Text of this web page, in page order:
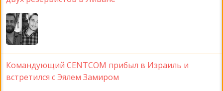
Командующий CENTCOM прибыл в Израиль и
встретился с Эялем Замиром